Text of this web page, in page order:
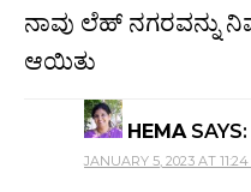
ನಾವು ಲೆಹ್ ನಗರವನ್ನು
ಆಯಿತು
HEMA SAYS:
JANUARY 5, 2023 AT